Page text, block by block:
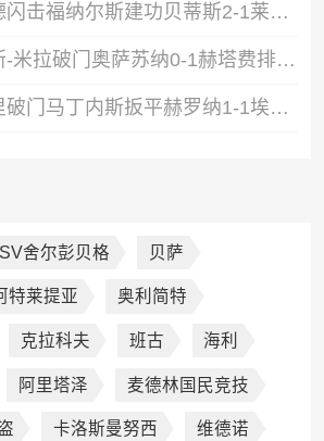
西甲-阿布德闪击福纳尔斯建功贝蒂斯2-1莱万特
西甲-路易斯-米拉破门奥萨苏纳0-1赫塔费排第17惊险保级
西甲-罗德里破门马丁内斯扳平赫罗纳1-1埃尔切惨遭降级
SV舍尔彭贝格 贝萨
特莱提亚 奥利简特
克拉科夫 班古 海利
阿里塔泽 麦德林国民竞技
卡洛斯曼努西 维德诺